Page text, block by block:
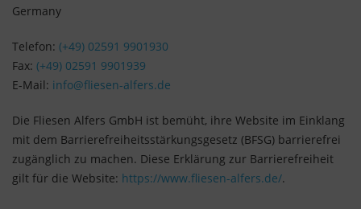
Germany
Telefon: (+49) 02591 9901930
Fax: (+49) 02591 9901939
E-Mail: info@fliesen-alfers.de
Die Fliesen Alfers GmbH ist bemüht, ihre Website im Einklang
mit dem Barrierefreiheitsstärkungsgesetz (BFSG) barrierefrei
zugänglich zu machen. Diese Erklärung zur Barrierefreiheit
gilt für die Website: https://www.fliesen-alfers.de/.